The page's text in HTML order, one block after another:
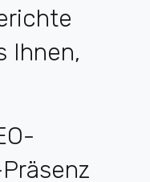
Ihnen,